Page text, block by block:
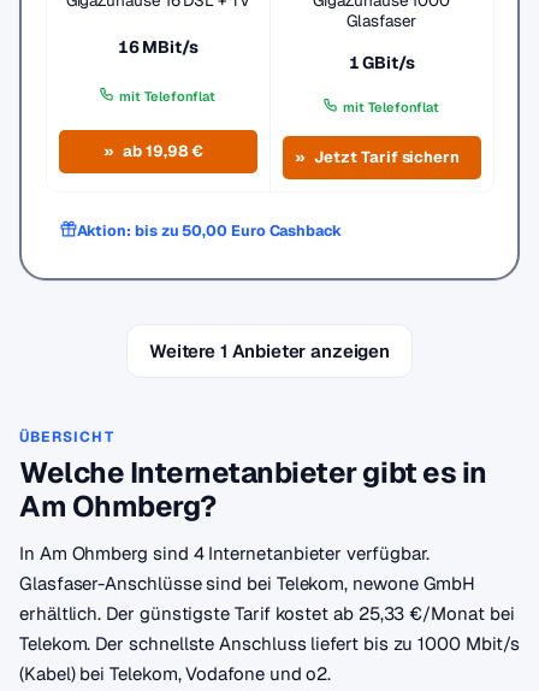
16 MBit/s
mit Telefonflat
ab 19,98 €
Glasfaser
1 GBit/s
mit Telefonflat
Jetzt Tarif sichern
Aktion: bis zu 50,00 Euro Cashback
Weitere 1 Anbieter anzeigen
ÜBERSICHT
Welche Internetanbieter gibt es in
Am Ohmberg?
In Am Ohmberg sind 4 Internetanbieter verfügbar.
Glasfaser-Anschlüsse sind bei Telekom, newone GmbH
erhältlich. Der günstigste Tarif kostet ab 25,33 €/Monat bei
Telekom. Der schnellste Anschluss liefert bis zu 1000 Mbit/s
(Kabel) bei Telekom, Vodafone und o2.